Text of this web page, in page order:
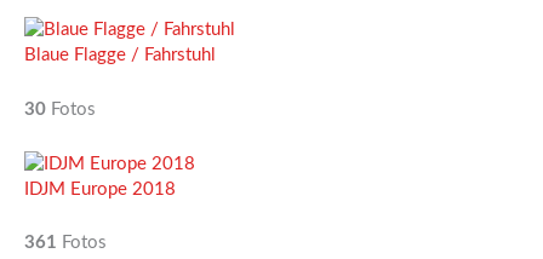
Blaue Flagge / Fahrstuhl
30 Fotos
IDJM Europe 2018
361 Fotos